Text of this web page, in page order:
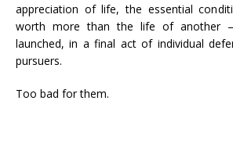
appreciation of life, the essential
worth more than the life of another
launched, in a final act of individual
pursuers.
Too bad for them.